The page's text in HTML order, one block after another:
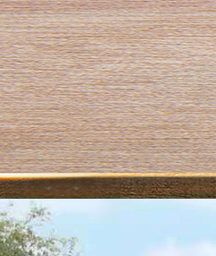
当前位置：